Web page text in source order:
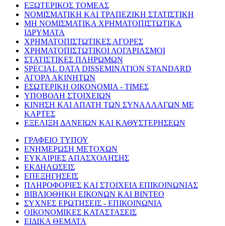
ΕΞΩΤΕΡΙΚΟΣ ΤΟΜΕΑΣ
ΝΟΜΙΣΜΑΤΙΚΗ ΚΑΙ ΤΡΑΠΕΖΙΚΗ ΣΤΑΤΙΣΤΙΚΗ
ΜΗ ΝΟΜΙΣΜΑΤΙΚΑ ΧΡΗΜΑΤΟΠΙΣΤΩΤΙΚΑ
ΙΔΡΥΜΑΤΑ
ΧΡΗΜΑΤΟΠΙΣΤΩΤΙΚΕΣ ΑΓΟΡΕΣ
ΧΡΗΜΑΤΟΠΙΣΤΩΤΙΚΟΙ ΛΟΓΑΡΙΑΣΜΟΙ
ΣΤΑΤΙΣΤΙΚΕΣ ΠΛΗΡΩΜΩΝ
SPECIAL DATA DISSEMINATION STANDARD
ΑΓΟΡΑ ΑΚΙΝΗΤΩΝ
ΕΣΩΤΕΡΙΚΗ ΟΙΚΟΝΟΜΙΑ - ΤΙΜΕΣ
ΥΠΟΒΟΛΗ ΣΤΟΙΧΕΙΩΝ
ΚΙΝΗΣΗ ΚΑΙ ΑΠΑΤΗ ΤΩΝ ΣΥΝΑΛΛΑΓΩΝ ΜΕ
ΚΑΡΤΕΣ
ΕΞΕΛΙΞΗ ΔΑΝΕΙΩΝ ΚΑΙ ΚΑΘΥΣΤΕΡΗΣΕΩΝ
ΓΡΑΦΕΙΟ ΤΥΠΟΥ
ΕΝΗΜΕΡΩΣΗ ΜΕΤΟΧΩΝ
ΕΥΚΑΙΡΙΕΣ ΑΠΑΣΧΟΛΗΣΗΣ
ΕΚΔΗΛΩΣΕΙΣ
ΕΠΕΞΗΓΗΣΕΙΣ
ΠΛΗΡΟΦΟΡΙΕΣ ΚΑΙ ΣΤΟΙΧΕΙΑ ΕΠΙΚΟΙΝΩΝΙΑΣ
ΒΙΒΛΙΟΘΗΚΗ ΕΙΚΟΝΩΝ ΚΑΙ ΒΙΝΤΕΟ
ΣΥΧΝΕΣ ΕΡΩΤΗΣΕΙΣ - ΕΠΙΚΟΙΝΩΝΙΑ
ΟΙΚΟΝΟΜΙΚΕΣ ΚΑΤΑΣΤΑΣΕΙΣ
ΕΙΔΙΚΑ ΘΕΜΑΤΑ